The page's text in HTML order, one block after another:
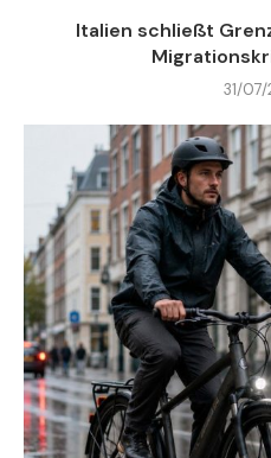
Italien schließt
31/